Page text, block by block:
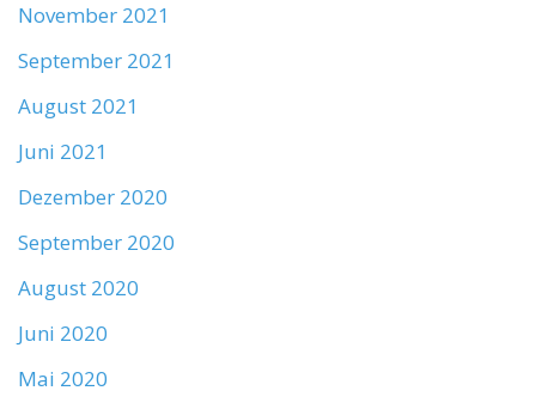
November 2021
September 2021
August 2021
Juni 2021
Dezember 2020
September 2020
August 2020
Juni 2020
Mai 2020